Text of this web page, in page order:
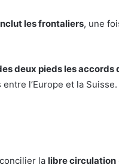
les frontaliers, une
deux pieds les accords
l’Europe et la
la libre circulation